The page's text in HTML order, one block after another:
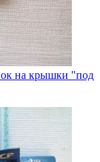
на крышки "под